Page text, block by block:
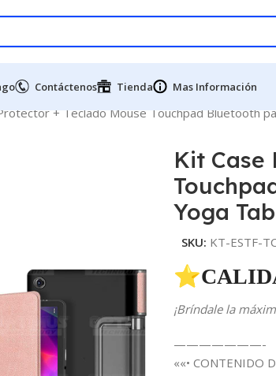
Contáctenos Tienda Mas Información
+ Teclado Mouse Touchpad Bluetooth
Kit Case
Yoga
SKU: KT-ESTF-
¡Bríndale la
———————-
««• CONTENIDO